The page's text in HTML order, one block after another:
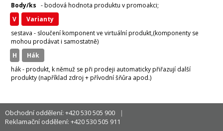
Body/ks - bodová hodnota produktu v promoakci;
v
varianty
sestava - sloučení komponent ve virtuální produkt,(komponenty se
mohou prodávat i samostatně)
H
hák
hák - produkt, k němuž se při prodeji automaticky přiřazují další
produkty (například zdroj + přívodní šňůra apod.)
Obchodní oddělení: +420 530 505 900
Reklamační oddělení: +420 530 505 911